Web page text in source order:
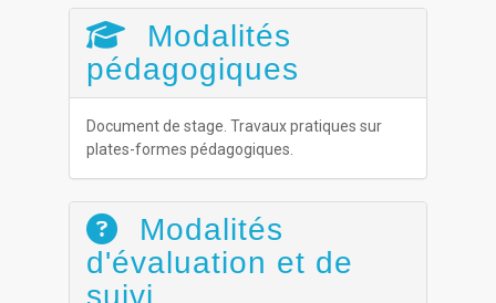
Modalités
pédagogiques
Document de stage. Travaux pratiques sur
plates-formes pédagogiques.
Modalités
d'évaluation et de
suivi